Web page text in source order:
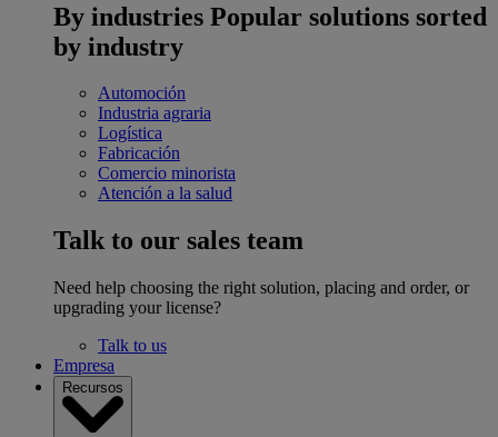
By industries Popular solutions sorted
by industry
Automoción
Industria agraria
Logística
Fabricación
Comercio minorista
Atención a la salud
Talk to our sales team
Need help choosing the right solution, placing and order, or
upgrading your license?
Talk to us
Empresa
Recursos